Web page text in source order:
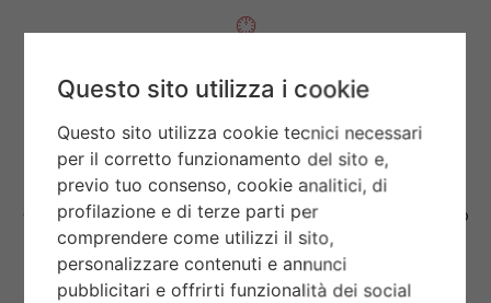
Nero, indici con diamanti.
CORONA DI CARICA
Corona di carica a vite con la rosa TUDOR in rilievo. Acciaio
rivestito da uno strato di oro giallo di 0,1 mm.
Questo sito utilizza i cookie
Questo sito utilizza cookie tecnici necessari
per il corretto funzionamento del sito e,
previo tuo consenso, cookie analitici, di
profilazione e di terze parti per
comprendere come utilizzi il sito,
personalizzare contenuti e annunci
pubblicitari e offrirti funzionalità dei social